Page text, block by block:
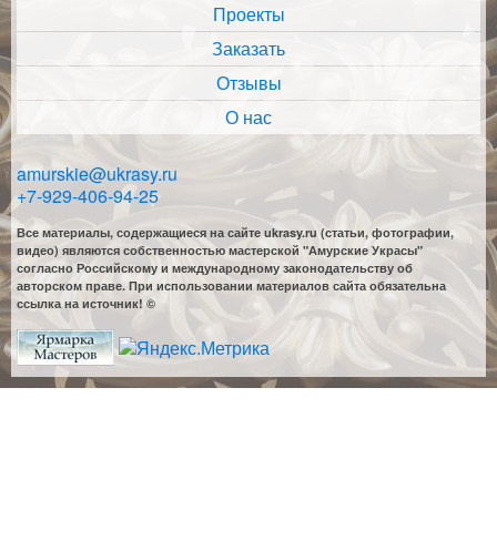
Проекты
Заказать
Отзывы
О нас
amurskie@ukrasy.ru
+7-929-406-94-25
Все материалы, содержащиеся на сайте ukrasy.ru (статьи, фотографии,
видео) являются собственностью мастерской "Амурские Украсы"
согласно Российскому и международному законодательству об
авторском праве. При использовании материалов сайта обязательна
ссылка на источник! ©